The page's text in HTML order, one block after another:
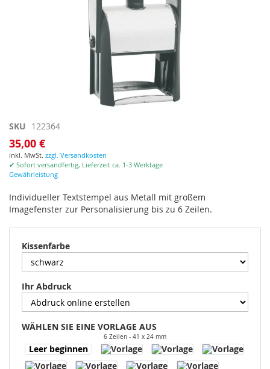
Zum
Anfang
der
Bildgalerie
springen
SKU 122364
35,00 €
inkl. MwSt. zzgl. Versandkosten
✔ Sofort versandfertig, Lieferzeit ca. 1-3 Werktage
Gewährleistung
Individueller Textstempel aus Metall mit großem
Imagefenster zur Personalisierung bis zu 6 Zeilen.
Kissenfarbe
Ihr Abdruck
WÄHLEN SIE EINE VORLAGE AUS
6 Zeilen 41 x 24 mm
Leer beginnen